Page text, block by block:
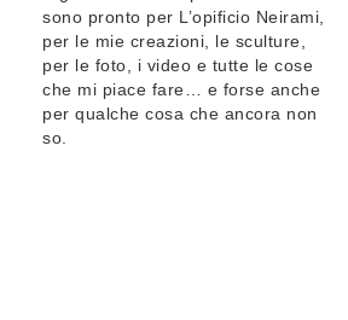
sono pronto per L’opificio Neirami,
per le mie creazioni, le sculture,
per le foto, i video e tutte le cose
che mi piace fare… e forse anche
per qualche cosa che ancora non
so.